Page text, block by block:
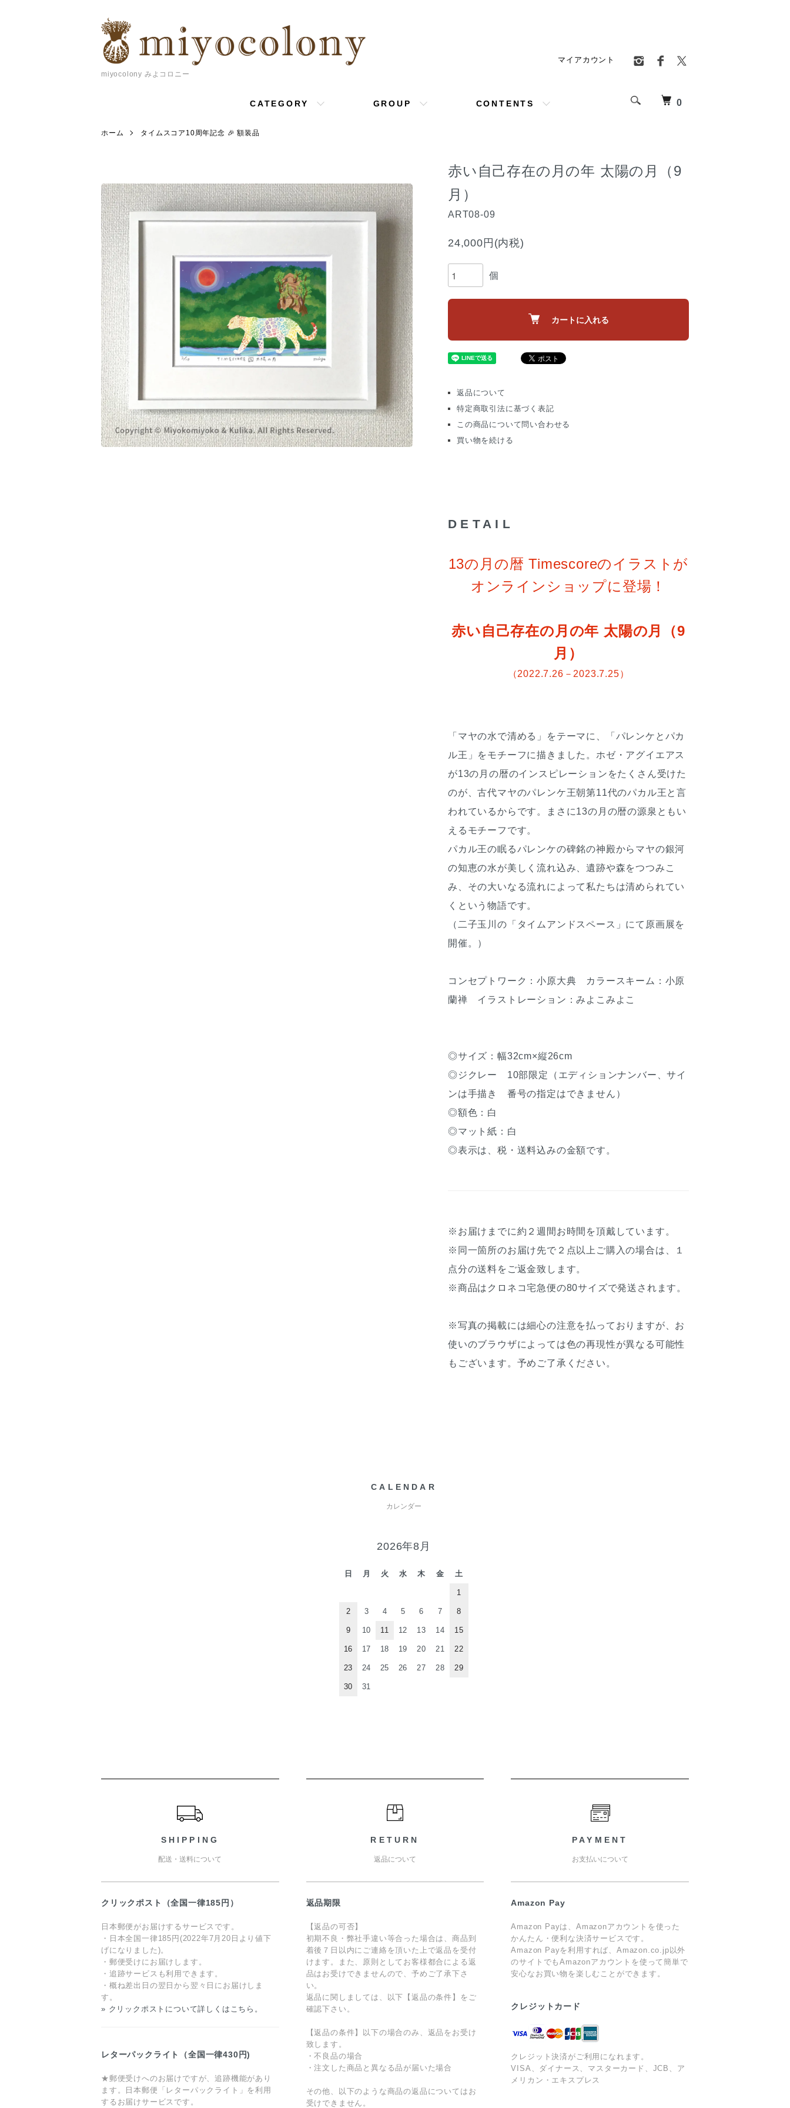
miyocolony みよコロニー
0
CATEGORY GROUP CONTENTS
マイアカウント
ホーム タイムスコア10周年記念 🎉 額装品
赤い自己存在の月の年 太陽の月（9
月）
ART08-09
24,000円(内税)
個
カートに入れる
返品について
特定商取引法に基づく表記
この商品について問い合わせる
買い物を続ける
DETAIL
13の月の暦 Timescoreのイラストが
オンラインショップに登場！
赤い自己存在の月の年 太陽の月（9
月）
（2022.7.26－2023.7.25）
「マヤの水で清める」をテーマに、「パレンケとパカ
ル王」をモチーフに描きました。ホゼ・アグイエアス
が13の月の暦のインスピレーションをたくさん受けた
のが、古代マヤのパレンケ王朝第11代のパカル王と言
われているからです。まさに13の月の暦の源泉ともい
えるモチーフです。
パカル王の眠るパレンケの碑銘の神殿からマヤの銀河
の知恵の水が美しく流れ込み、遺跡や森をつつみこ
み、その大いなる流れによって私たちは清められてい
くという物語です。
（二子玉川の「タイムアンドスペース」にて原画展を
開催。）
コンセプトワーク：小原大典 カラースキーム：小原
蘭禅 イラストレーション：みよこみよこ
◎サイズ：幅32cm×縦26cm
◎ジクレー 10部限定（エディションナンバー、サイ
ンは手描き 番号の指定はできません）
◎額色：白
◎マット紙：白
◎表示は、税・送料込みの金額です。
※お届けまでに約２週間お時間を頂戴しています。
※同一箇所のお届け先で２点以上ご購入の場合は、１
点分の送料をご返金致します。
※商品はクロネコ宅急便の80サイズで発送されます。
※写真の掲載には細心の注意を払っておりますが、お
使いのブラウザによっては色の再現性が異なる可能性
もございます。予めご了承ください。
CALENDAR
カレンダー
2026年8月
日 月 火 水 木 金 土
1
2 3 4 5 6 7 8
9 10 11 12 13 14 15
16 17 18 19 20 21 22
23 24 25 26 27 28 29
30 31
SHIPPING
配送・送料について
クリックポスト（全国一律185円）
日本郵便がお届けするサービスです。
・日本全国一律185円(2022年7月20日より値下
げになりました)。
・郵便受けにお届けします。
・追跡サービスも利用できます。
・概ね差出日の翌日から翌々日にお届けしま
す。
» クリックポストについて詳しくはこちら。
レターパックライト（全国一律430円)
★郵便受けへのお届けですが、追跡機能があり
ます。日本郵便「レターパックライト」を利用
するお届けサービスです。
RETURN
返品について
返品期限
【返品の可否】
初期不良・弊社手違い等合った場合は、商品到
着後７日以内にご連絡を頂いた上で返品を受付
けます。また、原則としてお客様都合による返
品はお受けできませんので、予めご了承下さ
い。
返品に関しましては、以下【返品の条件】をご
確認下さい。
【返品の条件】以下の場合のみ、返品をお受け
致します。
・不良品の場合
・注文した商品と異なる品が届いた場合
その他、以下のような商品の返品についてはお
受けできません。
PAYMENT
お支払いについて
Amazon Pay
Amazon Payは、Amazonアカウントを使った
かんたん・便利な決済サービスです。
Amazon Payを利用すれば、Amazon.co.jp以外
のサイトでもAmazonアカウントを使って簡単で
安心なお買い物を楽しむことができます。
クレジットカード
クレジット決済がご利用になれます。
VISA、ダイナース、マスターカード、JCB、ア
メリカン・エキスプレス